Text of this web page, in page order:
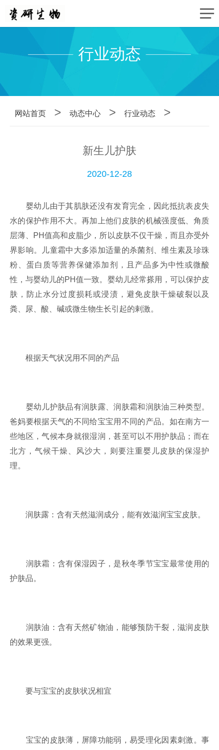
行业动态
网站首页 > 动态中心 > 行业动态 >
新生儿护肤
2020-12-28
婴幼儿由于其肌肤还没有发育完全，因此抵抗表皮失
水的保护作用不大。再加上他们皮肤的机械强度低、角质
层薄、PH值高和皮脂少，所以皮肤不仅干燥，而且亦受外
界影响。儿童霜中大多添加适量的杀菌剂、维生素及珍珠
粉、蛋白质等营养保健添加剂，且产品多为中性或微酸
性，与婴幼儿的PH值一致。婴幼儿经常搽用，可以保护皮
肤，防止水分过度损耗或浸渍，避免皮肤干燥破裂以及
粪、尿、酸、碱或微生物生长引起的剌激。
根据天气状况用不同的产品
婴幼儿护肤品有润肤露、润肤霜和润肤油三种类型。
爸妈要根据天气的不同给宝宝用不同的产品。如在南方一
些地区，气候本身就很湿润，甚至可以不用护肤品；而在
北方，气候干燥、风沙大，则要注重婴儿皮肤的保湿护
理。
润肤露：含有天然滋润成分，能有效滋润宝宝皮肤。
润肤霜：含有保湿因子，是秋冬季节宝宝最常使用的
护肤品。
润肤油：含有天然矿物油，能够预防干裂，滋润皮肤
的效果更强。
要与宝宝的皮肤状况相宜
宝宝的皮肤薄，屏障功能弱，易受理化因素刺激。事